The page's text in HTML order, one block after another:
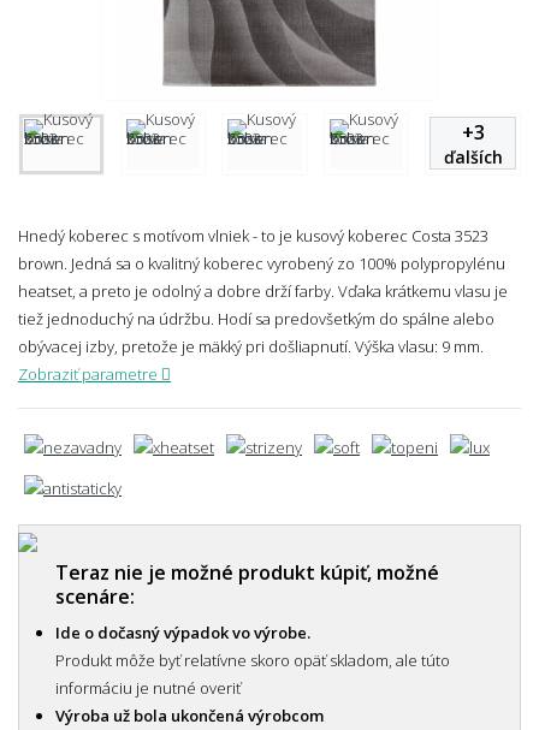
+3
ďalších
Hnedý koberec s motívom vlniek - to je kusový koberec Costa 3523
brown. Jedná sa o kvalitný koberec vyrobený zo 100% polypropylénu
heatset, a preto je odolný a dobre drží farby. Vďaka krátkemu vlasu je
tiež jednoduchý na údržbu. Hodí sa predovšetkým do spálne alebo
obývacej izby, pretože je mäkký pri došliapnutí. Výška vlasu: 9 mm.
Zobraziť parametre
Teraz nie je možné produkt kúpiť, možné
scenáre:
Ide o dočasný výpadok vo výrobe.
Produkt môže byť relatívne skoro opäť skladom, ale túto
informáciu je nutné overiť
Výroba už bola ukončená výrobcom